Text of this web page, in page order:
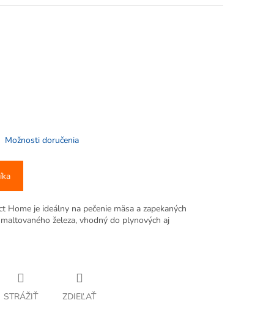
Možnosti doručenia
Home je ideálny na pečenie mäsa a zapekaných
železa, vhodný do plynových aj
STRÁŽIŤ ZDIEĽAŤ